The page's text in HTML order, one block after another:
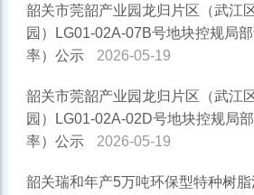
韶关市莞韶产业园龙归片区（武江
园）LG01-02A-07B号地块控规局
率）公示
2026-05-19
韶关市莞韶产业园龙归片区（武江
园）LG01-02A-02D号地块控规局
率）公示
2026-05-19
韶关瑞和年产5万吨环保型特种树